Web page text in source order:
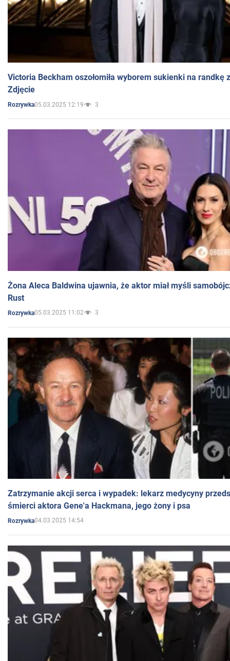
Victoria Beckham oszołomiła wyborem sukienki na randkę
Zdjęcie
Rozrywka05.03.2025 12:19 3
Żona Aleca Baldwina ujawnia, że aktor miał myśli
Rust
Rozrywka05.03.2025 11:02 3
Zatrzymanie akcji serca i wypadek: lekarz medycyny
śmierci aktora Gene'a Hackmana, jego żony i psa
Rozrywka04.03.2025 14:54